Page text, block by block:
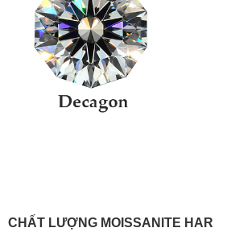
CHẤT LƯỢNG MOISSANITE HAR